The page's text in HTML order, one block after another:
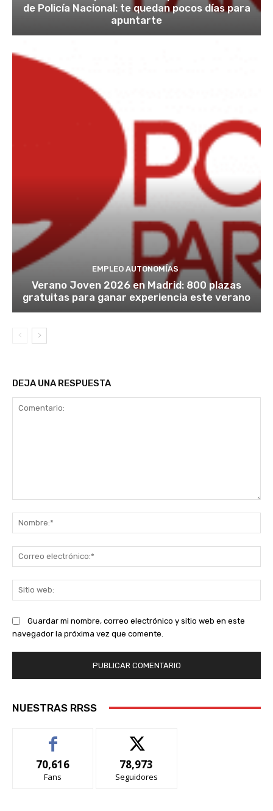
de Policía Nacional: te quedan pocos días para
apuntarte
EMPLEO AUTONOMÍAS
Verano Joven 2026 en Madrid: 800 plazas
gratuitas para ganar experiencia este verano
DEJA UNA RESPUESTA
Guardar mi nombre, correo electrónico y sitio web en este
navegador la próxima vez que comente.
NUESTRAS RRSS
70,616
Fans
78,973
Seguidores